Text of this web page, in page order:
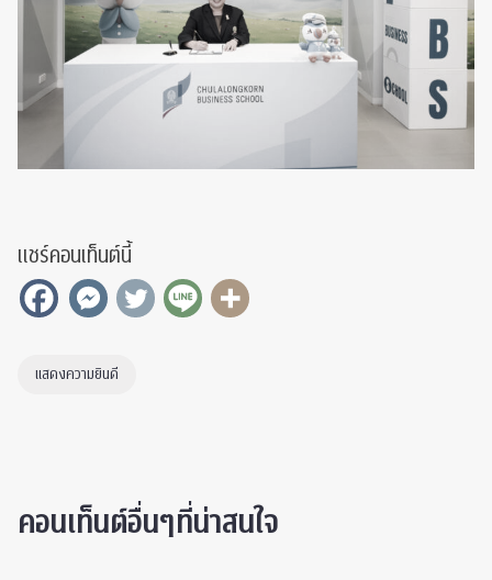
แชร์คอนเท็นต์นี้
แสดงความยินดี
คอนเท็นต์อื่นๆที่น่าสนใจ